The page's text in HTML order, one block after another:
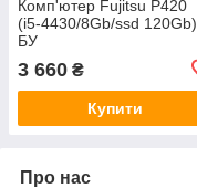
Комп'ютер Fujitsu P420
(i5-4430/8Gb/ssd 120Gb)
БУ
3 660 ₴
Купити
Про нас